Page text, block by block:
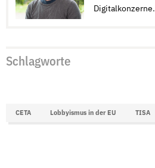
Digitalkonzerne.
Schlagworte
CETA Lobbyismus in der EU TISA